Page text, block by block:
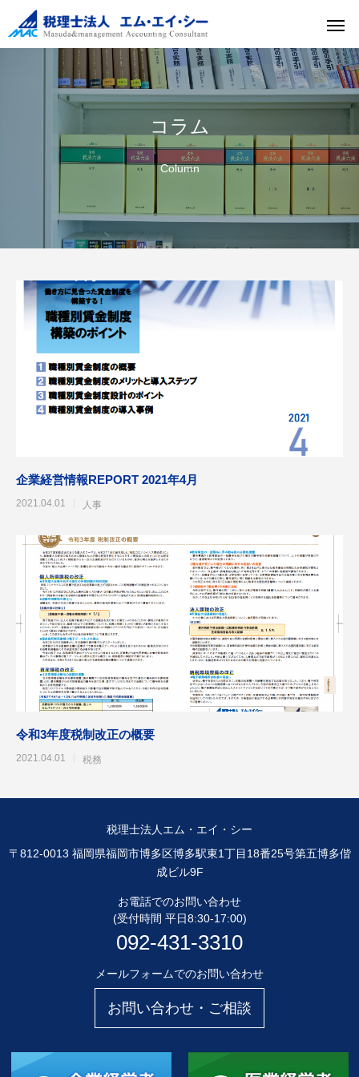
コラム
Column
企業経営情報REPORT 2021年4月
2021.04.01 人事
令和3年度税制改正の概要
2021.04.01 税務
税理士法人エム・エイ・シー
〒812-0013 福岡県福岡市博多区博多駅東1丁目18番25号第五博多偕
成ビル9F
お電話でのお問い合わせ
(受付時間 平日8:30-17:00)
092-431-3310
メールフォームでのお問い合わせ
お問い合わせ・ご相談